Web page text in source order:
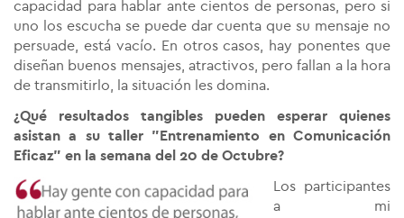
capacidad para hablar ante cientos de personas, pero si
uno los escucha se puede dar cuenta que su mensaje no
persuade, está vacío. En otros casos, hay ponentes que
diseñan buenos mensajes, atractivos, pero fallan a la hora
de transmitirlo , la situación les domina.
¿Qué resultados tangibles pueden esperar quienes
asistan a su taller "Entrenamiento en Comunicación
Eficaz" en la semana del 20 de Octubre?
Los participantes
a mi